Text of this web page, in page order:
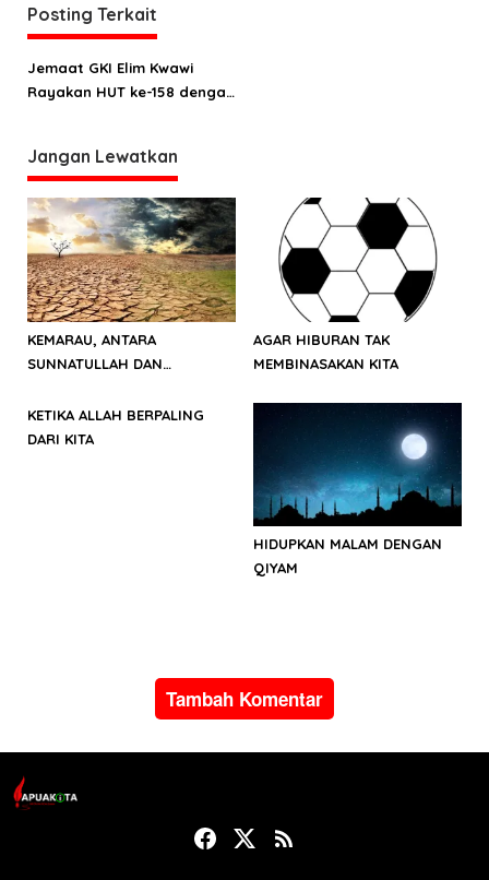
a
s
i
o
s
Posting Terkait
Jemaat GKI Elim Kwawi
Rayakan HUT ke-158 dengan
Jangan Lewatkan
KEMARAU, ANTARA
SUNNATULLAH DAN
AGAR HIBURAN TAK
MEMBINASAKAN KITA
KETIKA ALLAH BERPALING
DARI KITA
HIDUPKAN MALAM DENGAN
QIYAM
Tambah Komentar